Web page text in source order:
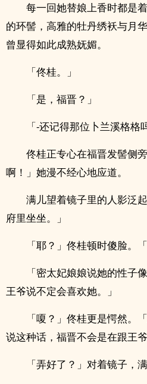
每一回她替娘上香时都是
的环髻，高雅的牡丹绣袄与月
曾显得如此成熟妩媚。
「佟桂。」
「是，福晋？」
「-还记得那位卜兰溪格格
佟桂正专心在福晋发髻侧
啊！」她漫不经心地应道。
满儿望着镜子里的人影泛
府里坐坐。」
「耶？」佟桂顿时傻脸。
「密太妃娘娘说她的性子
王爷说不定会喜欢她。」
「嗄？」佟桂更是愕然
说这种话，福晋不会是在跟王
「弄好了？」对着镜子，